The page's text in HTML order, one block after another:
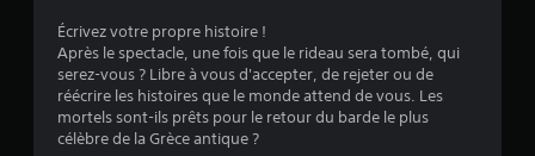
Écrivez votre propre histoire !
Après le spectacle, une fois que le rideau sera tombé, qui
serez-vous ? Libre à vous d'accepter, de rejeter ou de
réécrire les histoires que le monde attend de vous. Les
mortels sont-ils prêts pour le retour du barde le plus
célèbre de la Grèce antique ?